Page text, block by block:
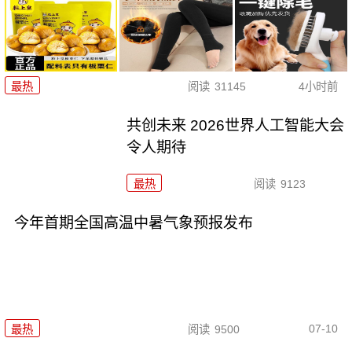
最热 阅读 31145 4小时前
共创未来 2026世界人工智能大会
令人期待
最热 阅读 9123
今年首期全国高温中暑气象预报发布
最热 阅读 9500 07-10